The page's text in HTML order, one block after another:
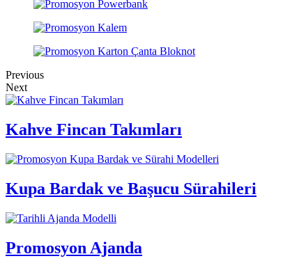
Previous
Next
Kahve Fincan Takımları
Kupa Bardak ve Başucu Sürahileri
Promosyon Ajanda